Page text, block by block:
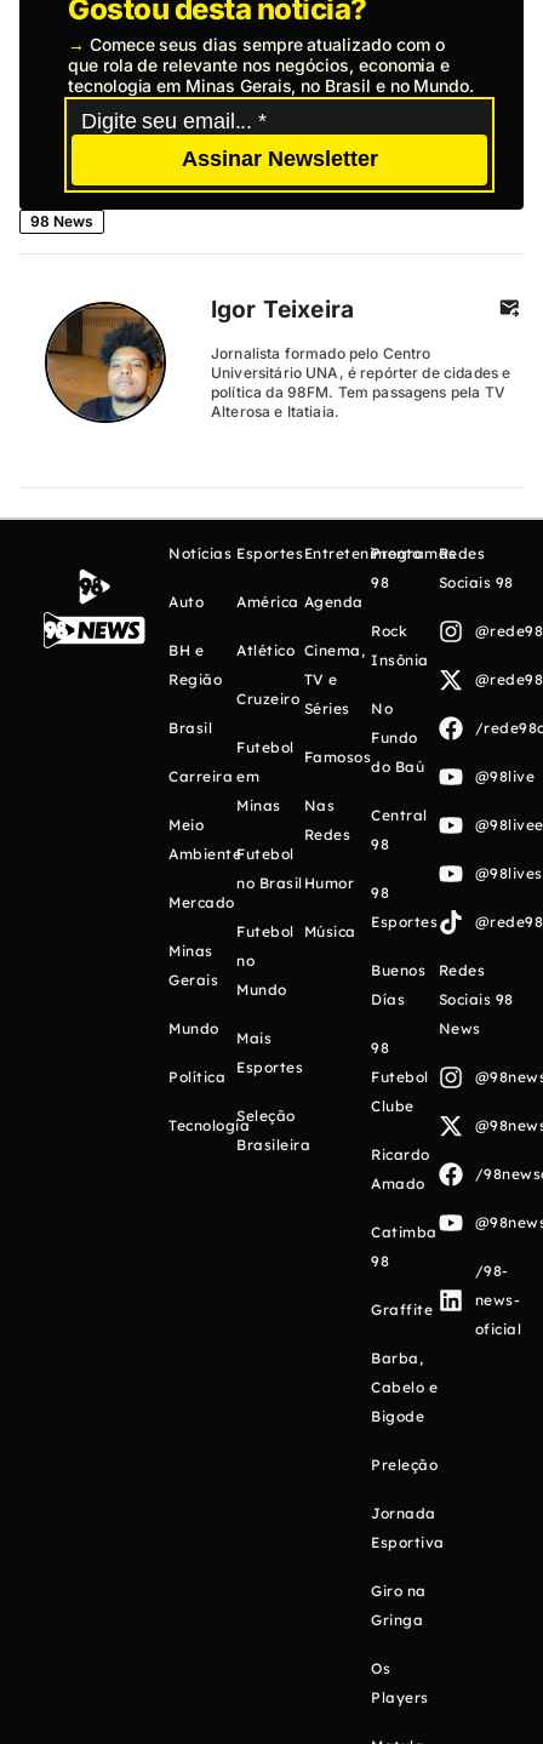
Gostou desta notícia?
→ Comece seus dias sempre atualizado com o
que rola de relevante nos negócios, economia e
tecnologia em Minas Gerais, no Brasil e no Mundo.
Assinar Newsletter
98 News
Igor Teixeira
Jornalista formado pelo Centro
Universitário UNA, é repórter de cidades e
política da 98FM. Tem passagens pela TV
Alterosa e Itatiaia.
Notícias
Auto
BH e
Região
Brasil
Carreira
Meio
Ambiente
Mercado
Minas
Gerais
Mundo
Política
Tecnologia
Esportes
América
Atlético
Cruzeiro
Futebol
em
Minas
Futebol
no Brasil
Futebol
no
Mundo
Mais
Esportes
Seleção
Brasileira
Entretenimento
Agenda
Cinema,
TV e
Séries
Famosos
Nas
Redes
Humor
Música
Programas
98
Rock
Insônia
No
Fundo
do Baú
Central
98
98
Esportes
Buenos
Días
98
Futebol
Clube
Ricardo
Amado
Catimba
98
Graffite
Barba,
Cabelo e
Bigode
Preleção
Jornada
Esportiva
Giro na
Gringa
Os
Players
Redes
Sociais 98
/
@98live
Redes
Sociais 98
News
/
/98-
news-
oficial